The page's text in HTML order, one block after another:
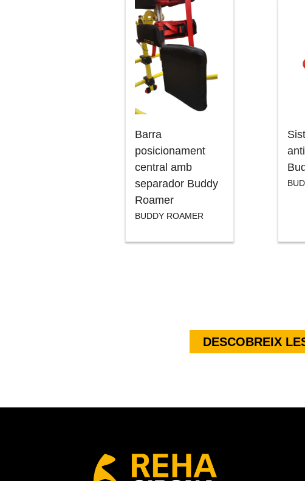
Barra
posicionament
central amb
separador Buddy
Roamer
BUDDY ROAMER
DESCOBREIX